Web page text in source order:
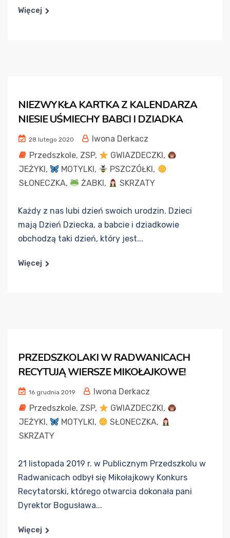
Więcej
NIEZWYKŁA KARTKA Z KALENDARZA
NIESIE UŚMIECHY BABCI I DZIADKA
28 lutego 2020
Iwona Derkacz
Przedszkole, ZSP, GWIAZDECZKI,
JEŻYKI, MOTYLKI, PSZCZÓŁKI,
SŁONECZKA, ŻABKI, SKRZATY
Każdy z nas lubi dzień swoich urodzin. Dzieci
mają Dzień Dziecka, a babcie i dziadkowie
obchodzą taki dzień, który jest...
Więcej
PRZEDSZKOLAKI W RADWANICACH
RECYTUJĄ WIERSZE MIKOŁAJKOWE!
16 grudnia 2019
Iwona Derkacz
Przedszkole, ZSP, GWIAZDECZKI,
JEŻYKI, MOTYLKI, SŁONECZKA,
SKRZATY
21 listopada 2019 r. w Publicznym Przedszkolu w
Radwanicach odbył się Mikołajkowy Konkurs
Recytatorski, którego otwarcia dokonała pani
Dyrektor Bogusława...
Więcej